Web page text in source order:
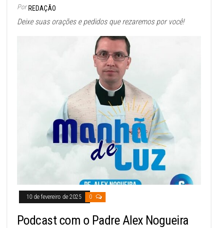
Por REDAÇÃO
Deixe suas orações e pedidos que rezaremos por você!
10 de fevereiro de 2025 0
Podcast com o Padre Alex Nogueira